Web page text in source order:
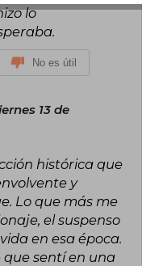
lo
No es útil
13 de
histórica que
y
Lo que más me
el suspenso
en esa época.
sentí en una